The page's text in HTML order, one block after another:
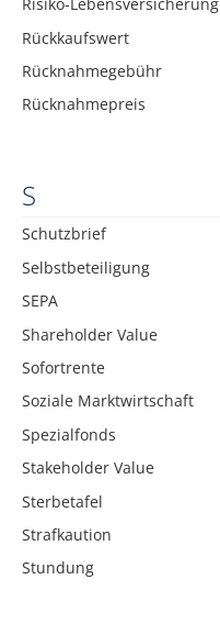
Rückkaufswert
Rücknahmegebühr
Rücknahmepreis
S
Schutzbrief
Selbstbeteiligung
SEPA
Shareholder Value
Sofortrente
Soziale Marktwirtschaft
Spezialfonds
Stakeholder Value
Sterbetafel
Strafkaution
Stundung